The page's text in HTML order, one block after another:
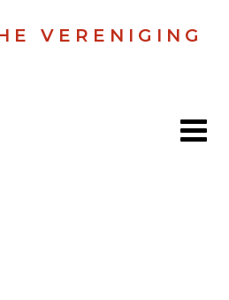
VERENIGING